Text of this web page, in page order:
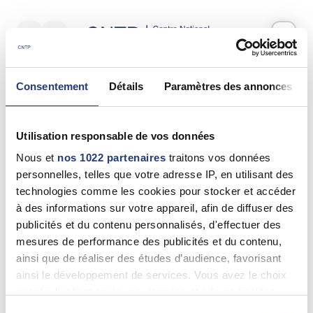
Consentement Détails Paramètres des annonces
Utilisation responsable de vos données
Nous et nos 1022 partenaires traitons vos données
personnelles, telles que votre adresse IP, en utilisant des
technologies comme les cookies pour stocker et accéder
à des informations sur votre appareil, afin de diffuser des
publicités et du contenu personnalisés, d'effectuer des
mesures de performance des publicités et du contenu,
ainsi que de réaliser des études d’audience, favorisant
ainsi le développement de services. Vous avez le choix
Votre test psychotechnique
Lundi 18 Mai 2026à09:00
Nom *
Prénom(s) *
Email *